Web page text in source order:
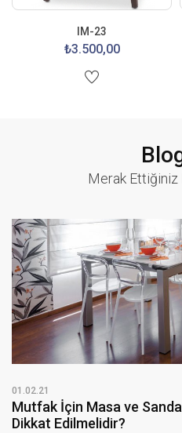
IM-23
₺3.500,00
Merak
01.02.21
Mutfak İçin Masa ve
Dikkat Edilmelidir?